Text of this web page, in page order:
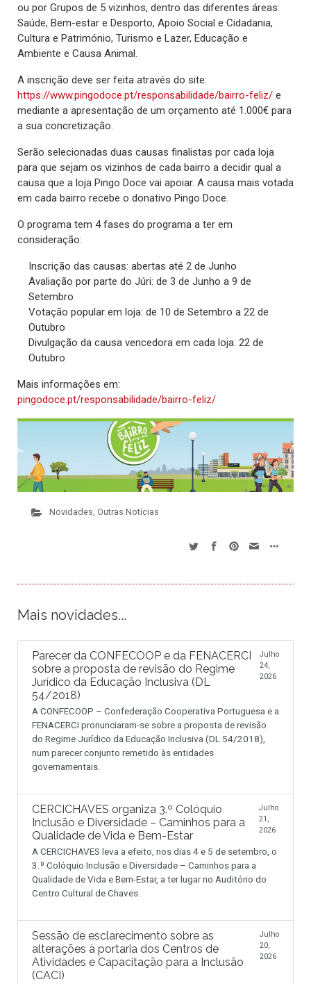
ou por Grupos de 5 vizinhos, dentro das diferentes áreas:
Saúde, Bem-estar e Desporto, Apoio Social e Cidadania,
Cultura e Património, Turismo e Lazer, Educação e
Ambiente e Causa Animal.
A inscrição deve ser feita através do site:
https://www.pingodoce.pt/responsabilidade/bairro-feliz/ e
mediante a apresentação de um orçamento até 1.000€ para
a sua concretização.
Serão selecionadas duas causas finalistas por cada loja
para que sejam os vizinhos de cada bairro a decidir qual a
causa que a loja Pingo Doce vai apoiar. A causa mais votada
em cada bairro recebe o donativo Pingo Doce.
O programa tem 4 fases do programa a ter em
consideração:
Inscrição das causas: abertas até 2 de Junho
Avaliação por parte do Júri: de 3 de Junho a 9 de
Setembro
Votação popular em loja: de 10 de Setembro a 22 de
Outubro
Divulgação da causa vencedora em cada loja: 22 de
Outubro
Mais informações em:
pingodoce.pt/responsabilidade/bairro-feliz/
Novidades, Outras Notícias
Mais novidades...
Parecer da CONFECOOP e da FENACERCI
sobre a proposta de revisão do Regime
Jurídico da Educação Inclusiva (DL
54/2018)
Julho
24,
2026
A CONFECOOP – Confederação Cooperativa Portuguesa e a
FENACERCI pronunciaram-se sobre a proposta de revisão
do Regime Jurídico da Educação Inclusiva (DL 54/2018),
num parecer conjunto remetido às entidades
governamentais.
CERCICHAVES organiza 3.º Colóquio
Inclusão e Diversidade – Caminhos para a
Qualidade de Vida e Bem-Estar
Julho
21,
2026
A CERCICHAVES leva a efeito, nos dias 4 e 5 de setembro, o
3.º Colóquio Inclusão e Diversidade – Caminhos para a
Qualidade de Vida e Bem-Estar, a ter lugar no Auditório do
Centro Cultural de Chaves.
Sessão de esclarecimento sobre as
alterações à portaria dos Centros de
Atividades e Capacitação para a Inclusão
(CACI)
Julho
20,
2026